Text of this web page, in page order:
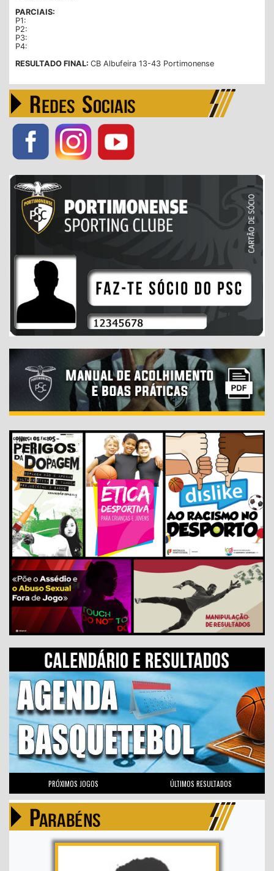
PARCIAIS:
P1:
P2:
P3:
P4:
RESULTADO FINAL: CB Albufeira 13-43 Portimonense
PRÓXIMOS JOGOS ÚLTIMOS RESULTADOS